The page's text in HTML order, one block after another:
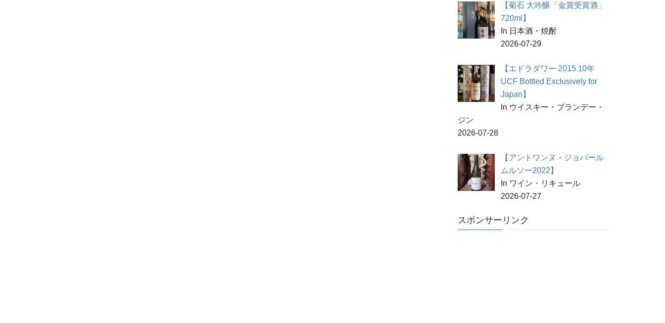
【菊石 大吟醸「金賞受賞酒」
720ml】
In 日本酒・焼酎
2026-07-29
【エドラダワー 2015 10年
UCF Bottled Exclusively for
Japan】
In ウイスキー・ブランデー・
ジン
2026-07-28
【アントワンヌ・ジョバール
ムルソー2022】
In ワイン・リキュール
2026-07-27
スポンサーリンク